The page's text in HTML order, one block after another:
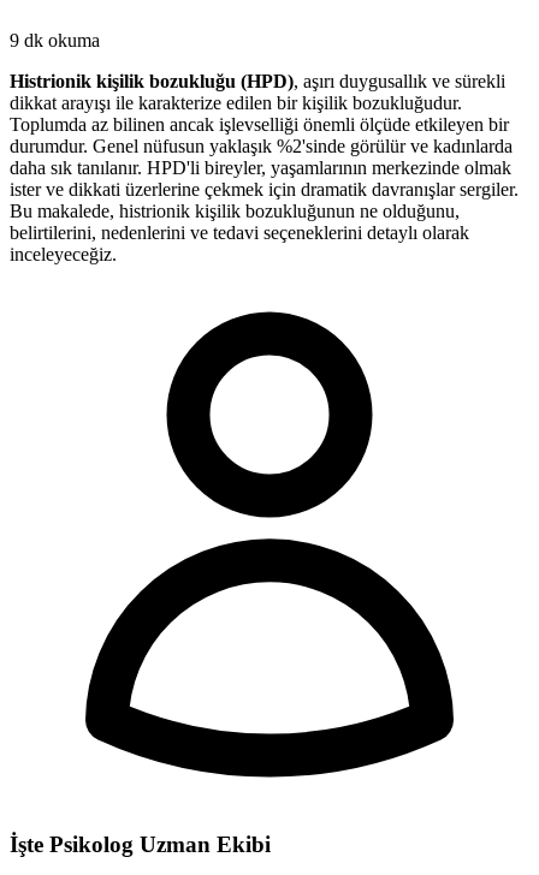
9 dk okuma
Histrionik kişilik bozukluğu (HPD), aşırı duygusallık ve sürekli
dikkat arayışı ile karakterize edilen bir kişilik bozukluğudur.
Toplumda az bilinen ancak işlevselliği önemli ölçüde etkileyen bir
durumdur. Genel nüfusun yaklaşık %2'sinde görülür ve kadınlarda
daha sık tanılanır. HPD'li bireyler, yaşamlarının merkezinde olmak
ister ve dikkati üzerlerine çekmek için dramatik davranışlar sergiler.
Bu makalede, histrionik kişilik bozukluğunun ne olduğunu,
belirtilerini, nedenlerini ve tedavi seçeneklerini detaylı olarak
inceleyeceğiz.
İşte Psikolog Uzman Ekibi